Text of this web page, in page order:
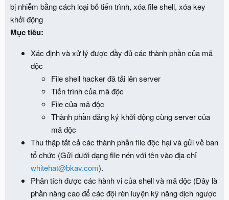
bị nhiễm bằng cách loại bỏ tiến trình, xóa file shell, xóa key
khởi động
Mục tiêu:
Xác định và xử lý được đầy đủ các thành phần của mã
độc
File shell hacker đã tải lên server
Tiến trình của mã độc
File của mã độc
Thành phần đăng ký khởi động cùng server của
mã độc
Thu thập tất cả các thành phần file độc hại và gửi về ban
tổ chức (Gửi dưới dạng file nén với tên vào địa chỉ
whitehat@bkav.com).
Phân tích được các hành vi của shell và mã độc (Đây là
phần nâng cao để các đội rèn luyện kỹ năng dịch ngược